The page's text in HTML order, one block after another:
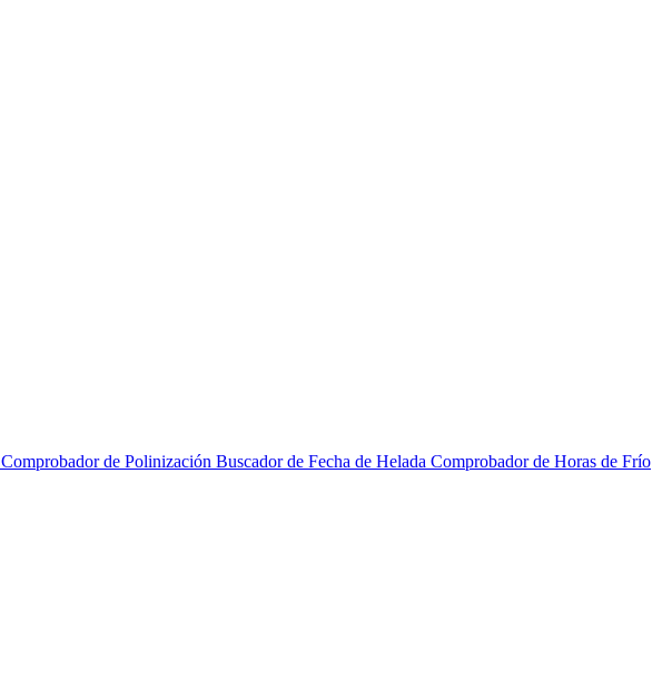
Comprobador de Polinización Buscador de Fecha de Helada Comprobador de Horas de Frío